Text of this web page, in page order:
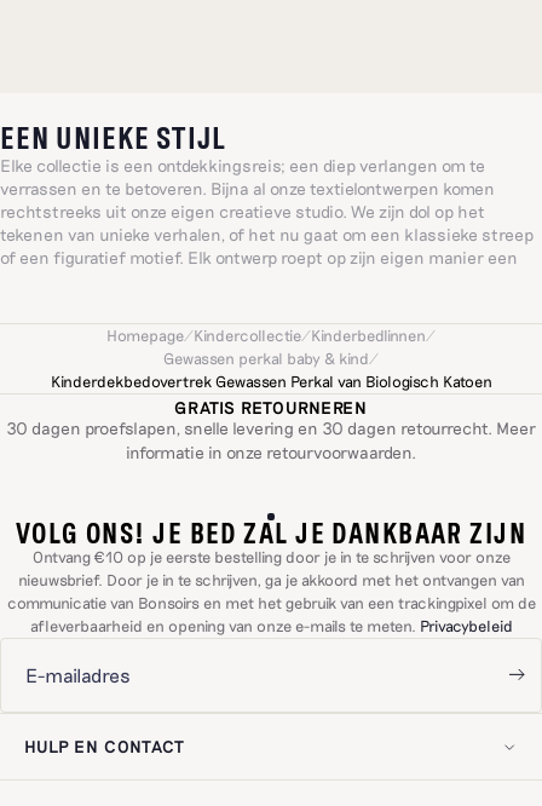
EEN UNIEKE STIJL
Elke collectie is een ontdekkingsreis; een diep verlangen om te
verrassen en te betoveren. Bijna al onze textielontwerpen komen
rechtstreeks uit onze eigen creatieve studio. We zijn dol op het
tekenen van unieke verhalen, of het nu gaat om een klassieke streep
of een figuratief motief. Elk ontwerp roept op zijn eigen manier een
Homepage/Kindercollectie/Kinderbedlinnen/
Gewassen perkal baby & kind/
Kinderdekbedovertrek Gewassen Perkal van Biologisch Katoen
GRATIS RETOURNEREN
30 dagen proefslapen, snelle levering en 30 dagen retourrecht. Meer
informatie in onze retourvoorwaarden.
VOLG ONS! JE BED ZAL JE DANKBAAR ZIJN
Ontvang €10 op je eerste bestelling door je in te schrijven voor onze
nieuwsbrief. Door je in te schrijven, ga je akkoord met het ontvangen van
communicatie van Bonsoirs en met het gebruik van een trackingpixel om de
afleverbaarheid en opening van onze e-mails te meten. Privacybeleid
HULP EN CONTACT